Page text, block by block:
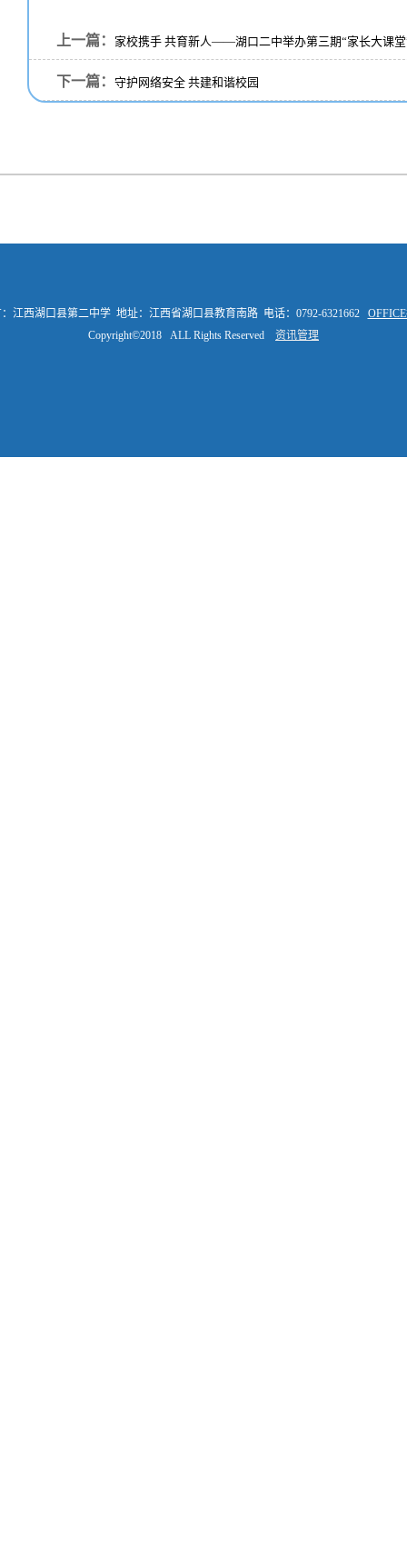
上一篇： 家校携手 共育新人——湖口二中举办第三期“家长大课堂
下一篇： 守护网络安全 共建和谐校园
江西湖口县第二中学 地址：江西省湖口县教育南路 电话：0792-6321662
Copyright©2018 ALL Rights Reserved 资讯管理